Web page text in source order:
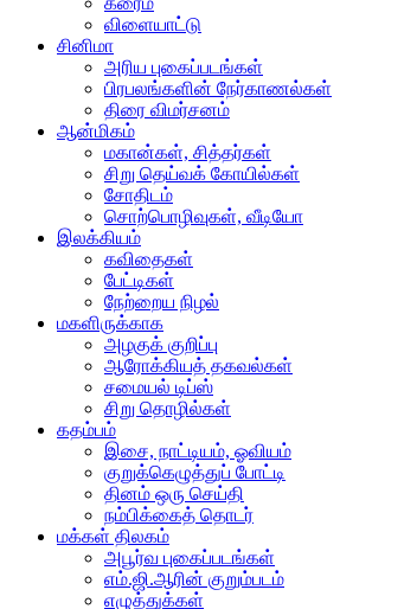
விளையாட்டு
சினிமா
அரிய புகைப்படங்கள்
பிரபலங்களின் நேர்காணல்கள்
திரை விமர்சனம்
ஆன்மிகம்
மகான்கள், சித்தர்கள்
சிறு தெய்வக் கோயில்கள்
சோதிடம்
சொற்பொழிவுகள், வீடியோ
இலக்கியம்
கவிதைகள்
பேட்டிகள்
நேற்றைய நிழல்
மகளிருக்காக
அழகுக் குறிப்பு
ஆரோக்கியத் தகவல்கள்
சமையல் டிப்ஸ்
சிறு தொழில்கள்
கதம்பம்
இசை, நாட்டியம், ஓவியம்
குறுக்கெழுத்துப் போட்டி
தினம் ஒரு செய்தி
நம்பிக்கைத் தொடர்
மக்கள் திலகம்
அபூர்வ புகைப்படங்கள்
எம்.ஜி.ஆரின் குறும்படம்
எழுத்துக்கள்